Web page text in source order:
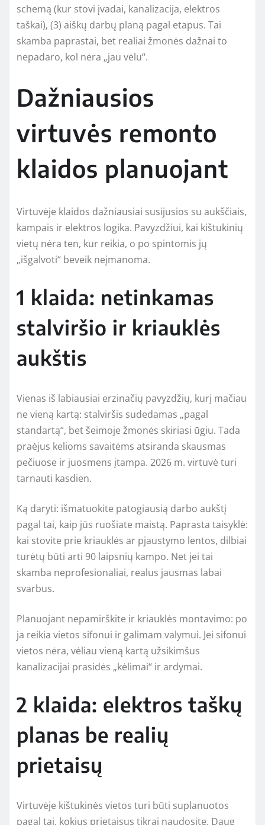
schemą (kur stovi įvadai, kanalizacija, elektros
taškai), (3) aiškų darbų planą pagal etapus. Tai
skamba paprastai, bet realiai žmonės dažnai to
nepadaro, kol nėra „jau vėlu“.
Dažniausios
virtuvės remonto
klaidos planuojant
Virtuvėje klaidos dažniausiai susijusios su aukščiais,
kampais ir elektros logika. Pavyzdžiui, kai kištukinių
vietų nėra ten, kur reikia, o po spintomis jų
„išgalvoti“ beveik neįmanoma.
1 klaida: netinkamas
stalviršio ir kriauklės
aukštis
Vienas iš labiausiai erzinačių pavyzdžių, kurį mačiau
ne vieną kartą: stalviršis sudedamas „pagal
standartą“, bet šeimoje žmonės skiriasi ūgiu. Tada
praėjus kelioms savaitėms atsiranda skausmas
pečiuose ir juosmens įtampa. 2026 m. virtuvė turi
tarnauti kasdien.
Ką daryti: išmatuokite patogiausią darbo aukštį
pagal tai, kaip jūs ruošiate maistą. Paprasta taisyklė:
kai stovite prie kriauklės ar pjaustymo lentos, dilbiai
turėtų būti arti 90 laipsnių kampo. Net jei tai
skamba neprofesionaliai, realus jausmas labai
svarbus.
Planuojant nepamirškite ir kriauklės montavimo: po
ja reikia vietos sifonui ir galimam valymui. Jei sifonui
vietos nėra, vėliau vieną kartą užsikimšus
kanalizacijai prasidės „kėlimai“ ir ardymai.
2 klaida: elektros taškų
planas be realių
prietaisų
Virtuvėje kištukinės vietos turi būti suplanuotos
pagal tai, kokius prietaisus tikrai naudosite. Daug